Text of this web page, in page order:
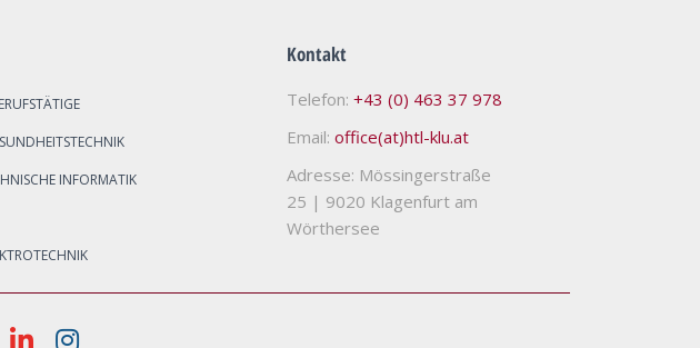
INFORMATIK
Kontakt
Telefon: +43 (0) 463 37 978
Email: office(at)htl-klu.at
Adresse: Mössingerstraße
25 | 9020 Klagenfurt am
Wörthersee